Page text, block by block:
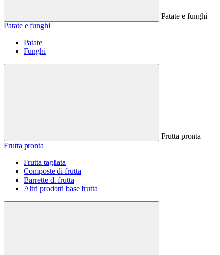
Patate e funghi
Patate e funghi
Patate
Funghi
Frutta pronta
Frutta pronta
Frutta tagliata
Composte di frutta
Barrette di frutta
Altri prodotti base frutta